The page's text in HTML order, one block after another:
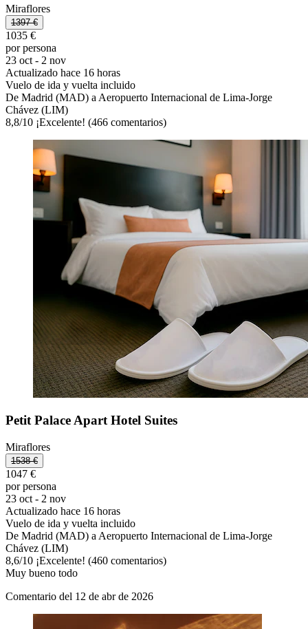
Miraflores
1397 €
1035 €
por persona
23 oct - 2 nov
Actualizado hace 16 horas
Vuelo de ida y vuelta incluido
De Madrid (MAD) a Aeropuerto Internacional de Lima-Jorge
Chávez (LIM)
8,8/10 ¡Excelente! (466 comentarios)
Petit Palace Apart Hotel Suites
Miraflores
1538 €
1047 €
por persona
23 oct - 2 nov
Actualizado hace 16 horas
Vuelo de ida y vuelta incluido
De Madrid (MAD) a Aeropuerto Internacional de Lima-Jorge
Chávez (LIM)
8,6/10 ¡Excelente! (460 comentarios)
Muy bueno todo
Comentario del 12 de abr de 2026